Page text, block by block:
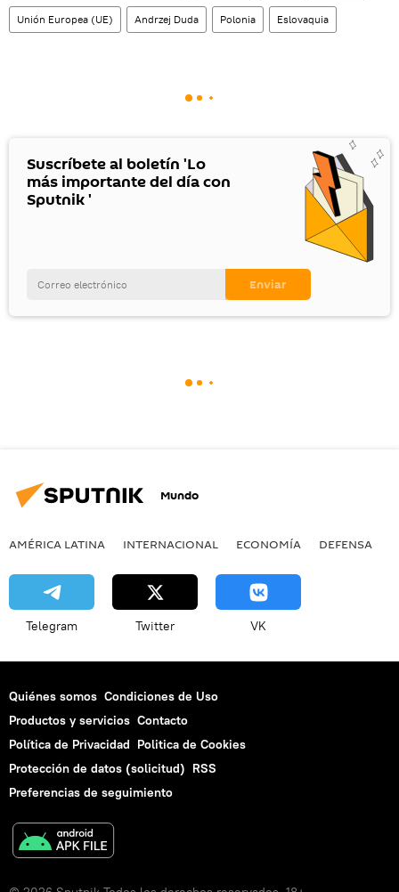
Unión Europea (UE) Andrzej Duda Polonia Eslovaquia
Suscríbete al boletín 'Lo
más importante del día con
Sputnik '
Mundo
AMÉRICA LATINA INTERNACIONAL ECONOMÍA DEFENSA
Telegram Twitter VK
Quiénes somos Condiciones de Uso
Productos y servicios Contacto
Política de Privacidad Politica de Cookies
Protección de datos (solicitud) RSS
Preferencias de seguimiento